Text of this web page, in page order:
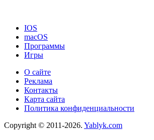
IOS
macOS
Программы
Игры
О сайте
Реклама
Контакты
Карта сайта
Политика конфиденциальности
Copyright © 2011-2026. Yablyk.сom